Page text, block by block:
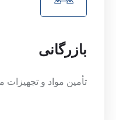
بازرگانی
تأمین مواد و تجهیزات